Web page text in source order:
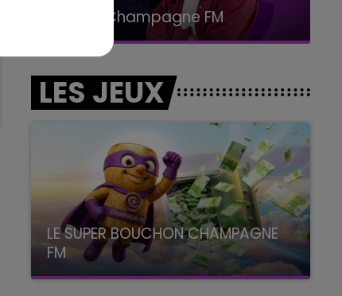
Le Club Champagne FM
LES JEUX
LE SUPER BOUCHON CHAMPAGNE
FM
avec La Famille Champagne FM, à 8H10